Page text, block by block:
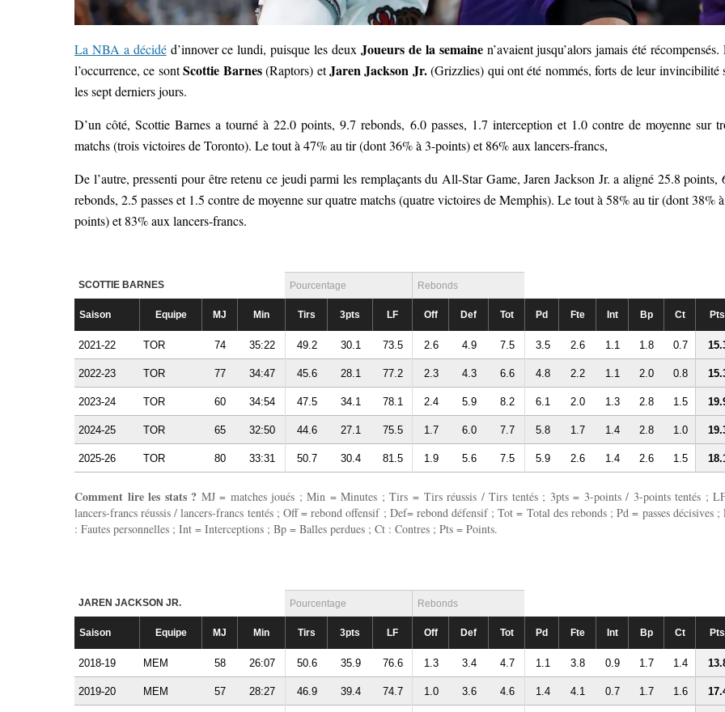
La NBA a décidéd’innover ce lundi, puisque les deux Joueurs de la semainen’avaient jusqu’alors jamais été récompensés.
l’occurrence, ce sontScottie Barnes(Raptors) etJaren Jackson Jr.(Grizzlies) qui ont été nommés, forts de leur invincibilité
les sept derniers jours.
D’un côté, Scottie Barnes a tourné à 22.0 points, 9.7 rebonds, 6.0 passes, 1.7 interception et 1.0 contre de moyenne sur
matchs (trois victoires de Toronto). Le tout à 47% au tir (dont 36% à 3-points) et 86% aux lancers-francs,
De l’autre, pressenti pour être retenu ce jeudi parmi les remplaçants du All-Star Game, Jaren Jackson Jr. a aligné 25.8 points,
rebonds, 2.5 passes et 1.5 contre de moyenne sur quatre matchs (quatre victoires de Memphis). Le tout à 58% au tir (dont 38%
points) et 83% aux lancers-francs.
SCOTTIE BARNES Pourcentage Rebonds
Saison Equipe MJ Min Tirs 3pts LF Off Def Tot Pd Fte Int Bp Ct Pts
2021-22 TOR 74 35:22 49.2 30.1 73.5 2.6 4.9 7.5 3.5 2.6 1.1 1.8 0.7
2022-23 TOR 77 34:47 45.6 28.1 77.2 2.3 4.3 6.6 4.8 2.2 1.1 2.0 0.8
2023-24 TOR 60 34:54 47.5 34.1 78.1 2.4 5.9 8.2 6.1 2.0 1.3 2.8 1.5
2024-25 TOR 65 32:50 44.6 27.1 75.5 1.7 6.0 7.7 5.8 1.7 1.4 2.8 1.0
2025-26 TOR 80 33:31 50.7 30.4 81.5 1.9 5.6 7.5 5.9 2.6 1.4 2.6 1.5
Comment lire les stats ? MJ = matches joués ; Min = Minutes ; Tirs = Tirs réussis / Tirs tentés ; 3pts = 3-points / 3-points tentés ;
lancers-francs réussis / lancers-francs tentés ; Off = rebond offensif ; Def= rebond défensif ; Tot = Total des rebonds ; Pd = passes décisives ;
: Fautes personnelles ; Int = Interceptions ; Bp = Balles perdues ; Ct : Contres ; Pts = Points.
JAREN JACKSON JR. Pourcentage Rebonds
Saison Equipe MJ Min Tirs 3pts LF Off Def Tot Pd Fte Int Bp Ct Pts
2018-19 MEM 58 26:07 50.6 35.9 76.6 1.3 3.4 4.7 1.1 3.8 0.9 1.7 1.4
2019-20 MEM 57 28:27 46.9 39.4 74.7 1.0 3.6 4.6 1.4 4.1 0.7 1.7 1.6